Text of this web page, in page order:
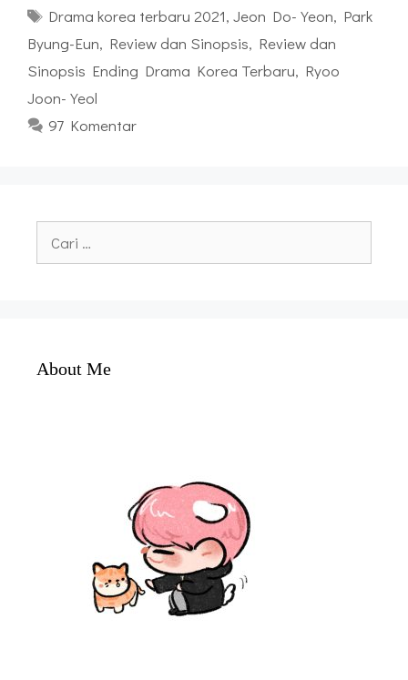
Tag
Drama korea terbaru 2021,Jeon Do-Yeon, Park
Byung-Eun, Review dan Sinopsis, Review dan
Sinopsis Ending Drama Korea Terbaru, Ryoo
Joon-Yeol
97 Komentar
untuk:
About Me